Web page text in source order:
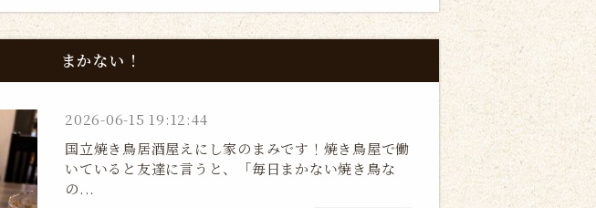
まかない！
2026-06-15 19:12:44
国立焼き鳥居酒屋えにし家のまみです！焼き鳥屋で働
いていると友達に言うと、「毎日まかない焼き鳥な
の...